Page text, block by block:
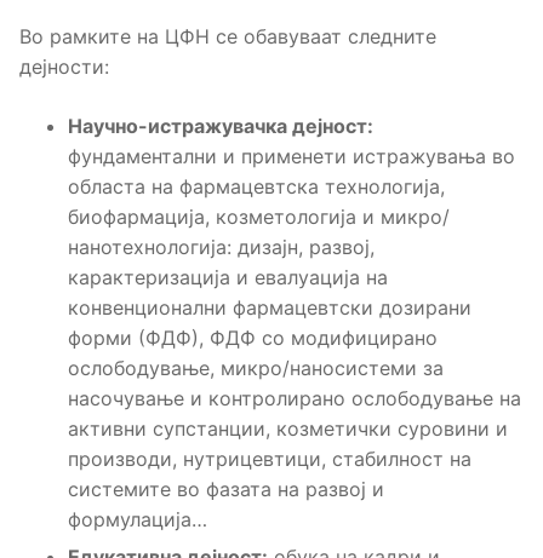
Во рамките на ЦФН се обавуваат следните
дејности:
Научно-истражувачка дејност:
фундаментални и применети истражувања во
областа на фармацевтска технологија,
биофармација, козметологија и микро/
нанотехнологија: дизајн, развој,
карактеризација и евалуација на
конвенционални фармацевтски дозирани
форми (ФДФ), ФДФ со модифицирано
ослободување, микро/наносистеми за
насочување и контролирано ослободување на
активни супстанции, козметички суровини и
производи, нутрицевтици, стабилност на
системите во фазата на развој и
формулација…